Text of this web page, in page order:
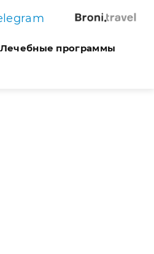
Лечебные программы